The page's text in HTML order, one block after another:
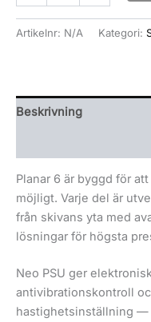
Artikelnr: N/A Kategori:
Beskrivning
Planar 6 är byggd för
möjligt. Varje del är
från skivans yta med
lösningar för högsta
Neo PSU ger
antivibrationskontroll
hastighetsinställning —